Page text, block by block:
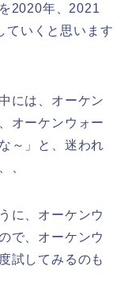
2020年、2021
ていくと思います
には、オーケン
オーケンウォー
～」と、迷われ
、
に、オーケンウ
で、オーケンウ
試してみるのも